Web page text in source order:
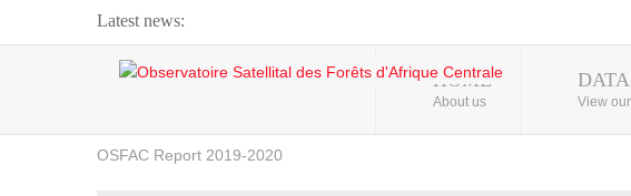
Latest news:
Webinar about Large Scale Monitoring and Land ...
OSFAC Video - Addressing climate change from the ...
OSFAC Report 2019-2020
HOME
About us View